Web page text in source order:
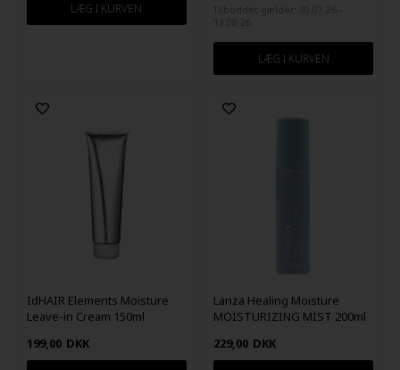
IdHAIR Elements Moisture
Leave-in Cream 150ml
199,00 DKK
Lanza Healing Moisture
MOISTURIZING MIST 200ml
229,00 DKK